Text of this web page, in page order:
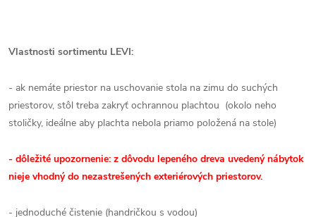
Vlastnosti sortimentu LEVI:
- ak nemáte priestor na uschovanie stola na zimu do suchých
priestorov, stôl treba zakryť ochrannou plachtou (okolo neho
stoličky, ideálne aby plachta nebola priamo položená na stole)
- dôležité upozornenie: z dôvodu lepeného dreva uvedený nábytok
nieje vhodný do nezastrešených exteriérových priestorov.
- jednoduché čistenie (handričkou s vodou)